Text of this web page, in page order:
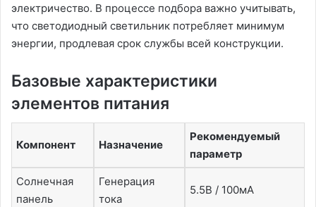
электричество. В процессе подбора важно учитывать,
что светодиодный светильник потребляет минимум
энергии, продлевая срок службы всей конструкции.
Базовые характеристики
элементов питания
Компонент Назначение
Рекомендуемый
параметр
Солнечная
панель
Генерация
тока
5.5В / 100мА